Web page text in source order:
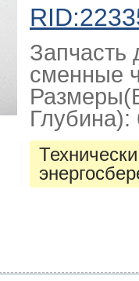
Запчасть
сменные
Глубина):